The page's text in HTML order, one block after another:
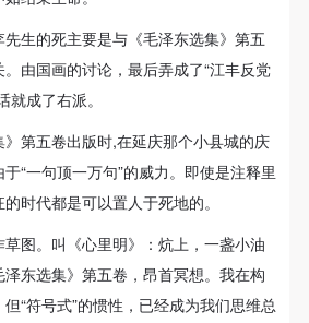
生的死主要是与《毛泽东选集》第五
由国画的讨论，最后弄成了“江丰反党
就成了右派。
第五卷出版时,在延庆那个小县城的庆
“一句顶一万句”的威力。即使是注释里
时代都是可以置人于死地的。
图。叫《心里明》：炕上，一盏小油
东选集》第五卷，昂首冥想。我在构
“符号式”的惯性，已经成为我们思维总